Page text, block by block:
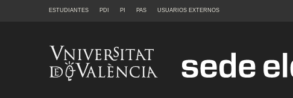
ESTUDIANTES PDI PI PAS USUARIOS EXTERNOS